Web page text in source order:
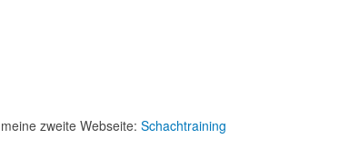
zweite Webseite: Schachtraining